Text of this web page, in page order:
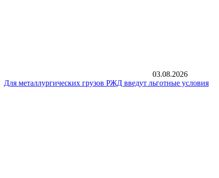
03.08.2026
Для металлургических грузов РЖД введут льготные условия